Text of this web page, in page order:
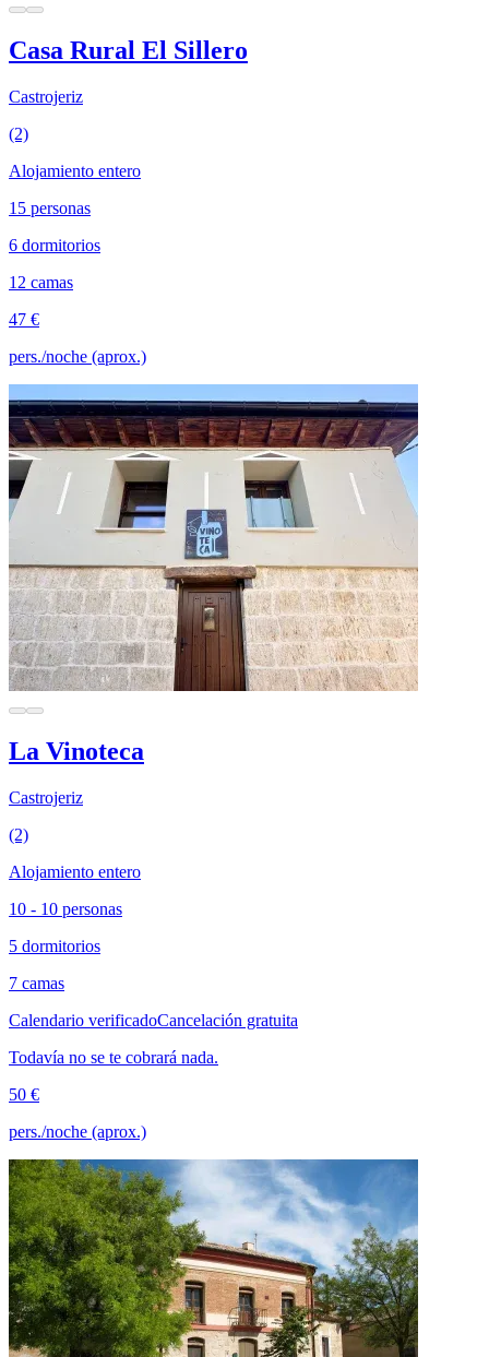
Casa Rural El Sillero
Castrojeriz
(2)
Alojamiento entero
15 personas
6 dormitorios
12 camas
47 €
pers./noche (aprox.)
La Vinoteca
Castrojeriz
(2)
Alojamiento entero
10 - 10 personas
5 dormitorios
7 camas
Calendario verificadoCancelación gratuita
Todavía no se te cobrará nada.
50 €
pers./noche (aprox.)